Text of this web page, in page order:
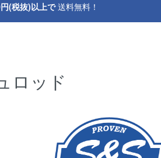
(税抜)以上で送料無料！
ロッド